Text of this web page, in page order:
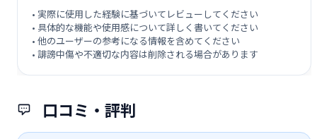
口コミ・評判
• 実際に使用した経験に基づいてレビューしてください
• 具体的な機能や使用感について詳しく書いてください
• 他のユーザーの参考になる情報を含めてください
• 誹謗中傷や不適切な内容は削除される場合があります